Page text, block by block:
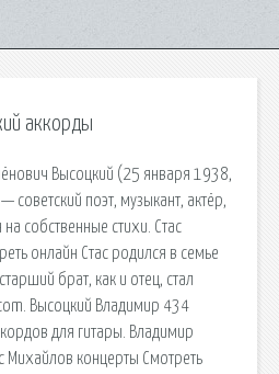
аккорды
Высоцкий (25 января 1938,
поэт, музыкант, актёр,
собственные стихи. Стас
онлайн Стас родился в семье
брат, как и отец, стал
Высоцкий Владимир 434
для гитары. Владимир
Михайлов концерты Смотреть